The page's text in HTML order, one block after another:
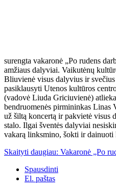
surengta vakaronė „Po rudens
amžiaus dalyviai. Vaikutėnų
Bliuvienė visus dalyvius ir
pasiklausyti Utenos kultūros
(vadovė Liuda Griciuvienė)
bendruomenės pirmininkas Linas
už šiltą koncertą ir pakvietė visus
stalo. Ilgai šventės dalyviai
vakarą linksmino, šokti ir dainuoti
Skaityti daugiau: Vakaronė „Po
Spausdinti
El. paštas